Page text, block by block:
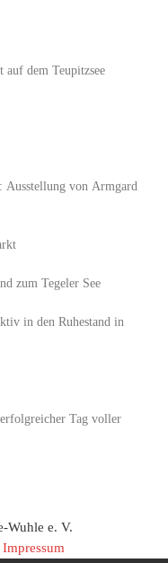
auf dem Teupitzsee
Ausstellung von Armgard
zum Tegeler See
in den Ruhestand in
Tag voller
Impressum